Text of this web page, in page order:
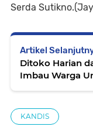
Serda
Artikel
Ditoko Harian
Imbau Warga
KANDIS